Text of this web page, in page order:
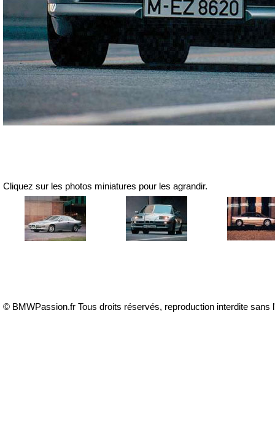
Cliquez sur les photos miniatures pour les agrandir.
© BMWPassion.fr Tous droits réservés, reproduction interdite sans